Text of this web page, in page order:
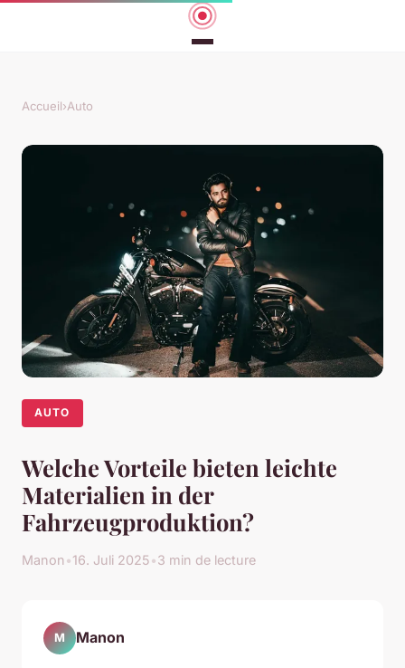
Accueil›Auto
AUTO
Welche Vorteile bieten leichte
Materialien in der
Fahrzeugproduktion?
Manon•16. Juli 2025•3 min de lecture
M Manon